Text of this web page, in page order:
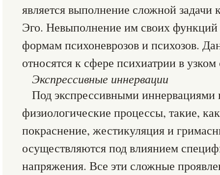
является выполнение сложной задачи
Эго. Невыполнение им своих функций
формам психоневрозов и психозов.
относятся к сфере психиатрии в
Экспрессивные иннервации
Под экспрессивными
физиологические процессы, такие,
покраснение, жестикуляция и
осуществляются под влиянием
напряжения. Все эти сложные